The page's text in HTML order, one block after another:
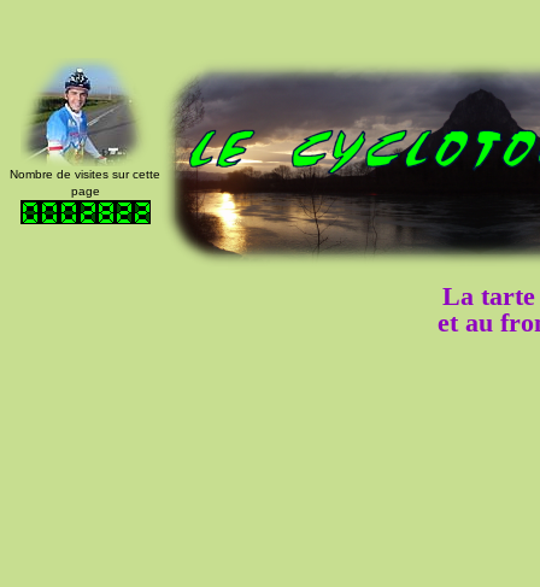
Nombre de visites sur cette
page
La tarte
et au